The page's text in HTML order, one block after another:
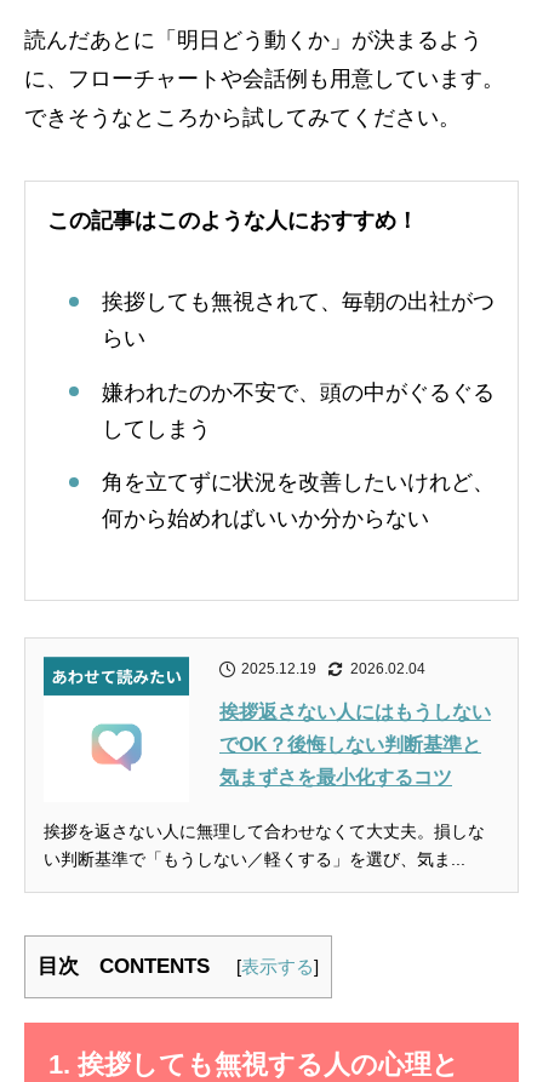
読んだあとに「明日どう動くか」が決まるよう
に、フローチャートや会話例も用意しています。
できそうなところから試してみてください。
この記事はこのような人におすすめ！
挨拶しても無視されて、毎朝の出社がつ
らい
嫌われたのか不安で、頭の中がぐるぐる
してしまう
角を立てずに状況を改善したいけれど、
何から始めればいいか分からない
2025.12.19 2026.02.04
挨拶返さない人にはもうしない
でOK？後悔しない判断基準と
気まずさを最小化するコツ
挨拶を返さない人に無理して合わせなくて大丈夫。損しな
い判断基準で「もうしない／軽くする」を選び、気ま...
目次 CONTENTS [表示する]
1. 挨拶しても無視する人の心理と